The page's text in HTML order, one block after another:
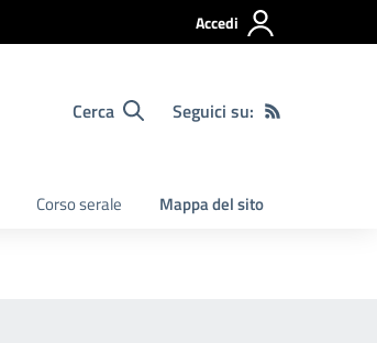
Accedi
Cerca Seguici su:
Corso serale Mappa del sito